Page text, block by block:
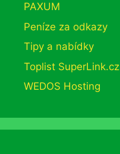
PAXUM
Peníze za odkazy
Tipy a nabídky
Toplist SuperLink.cz
WEDOS Hosting